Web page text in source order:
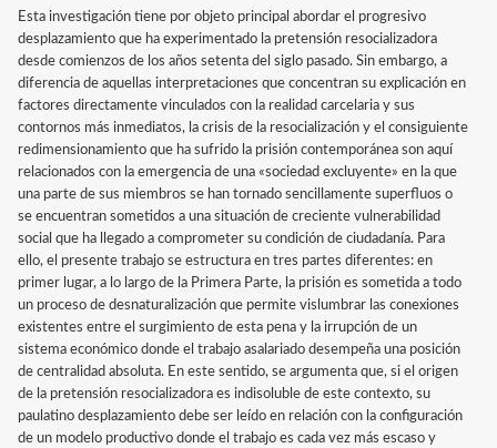
Esta investigación tiene por objeto principal abordar el progresivo
desplazamiento que ha experimentado la pretensión resocializadora
desde comienzos de los años setenta del siglo pasado. Sin embargo, a
diferencia de aquellas interpretaciones que concentran su explicación en
factores directamente vinculados con la realidad carcelaria y sus
contornos más inmediatos, la crisis de la resocialización y el consiguiente
redimensionamiento que ha sufrido la prisión contemporánea son aquí
relacionados con la emergencia de una «sociedad excluyente» en la que
una parte de sus miembros se han tornado sencillamente superfluos o
se encuentran sometidos a una situación de creciente vulnerabilidad
social que ha llegado a comprometer su condición de ciudadanía. Para
ello, el presente trabajo se estructura en tres partes diferentes: en
primer lugar, a lo largo de la Primera Parte, la prisión es sometida a todo
un proceso de desnaturalización que permite vislumbrar las conexiones
existentes entre el surgimiento de esta pena y la irrupción de un
sistema económico donde el trabajo asalariado desempeña una posición
de centralidad absoluta. En este sentido, se argumenta que, si el origen
de la pretensión resocializadora es indisoluble de este contexto, su
paulatino desplazamiento debe ser leído en relación con la configuración
de un modelo productivo donde el trabajo es cada vez más escaso y